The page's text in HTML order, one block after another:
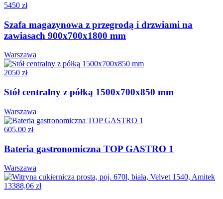
5450 zł
Szafa magazynowa z przegrodą i drzwiami na
zawiasach 900x700x1800 mm
Warszawa
2050 zł
Stół centralny z półką 1500x700x850 mm
Warszawa
605,00 zł
Bateria gastronomiczna TOP GASTRO 1
Warszawa
13388,06 zł